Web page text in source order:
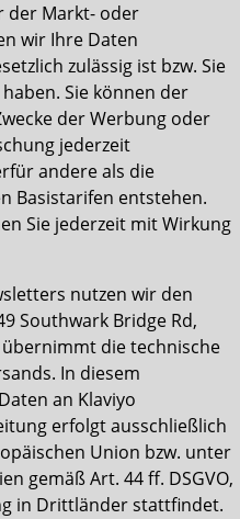
der Markt- oder
wir Ihre Daten
zulässig ist bzw. Sie
Sie können der
der Werbung oder
jederzeit
andere als die
Basistarifen entstehen.
Sie jederzeit mit Wirkung
nutzen wir den
Southwark Bridge Rd,
übernimmt die technische
In diesem
an Klaviyo
erfolgt ausschließlich
Union bzw. unter
gemäß Art. 44 ff. DSGVO,
in Drittländer stattfindet.